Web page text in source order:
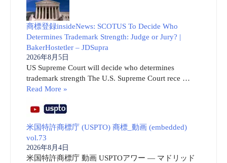
商標登録insideNews: SCOTUS To Decide Who
Determines Trademark Strength: Judge or Jury? |
BakerHostetler – JDSupra
2026年8月5日
US Supreme Court will decide who determines
trademark strength The U.S. Supreme Court rece …
Read More »
米国特許商標庁 (USPTO) 商標_動画 (embedded)
vol.73
2026年8月4日
米国特許商標庁 動画 USPTOアワー ― マドリッド